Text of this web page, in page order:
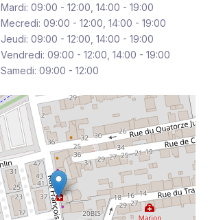
Mardi: 09:00 - 12:00, 14:00 - 19:00
Mecredi: 09:00 - 12:00, 14:00 - 19:00
Jeudi: 09:00 - 12:00, 14:00 - 19:00
Vendredi: 09:00 - 12:00, 14:00 - 19:00
Samedi: 09:00 - 12:00